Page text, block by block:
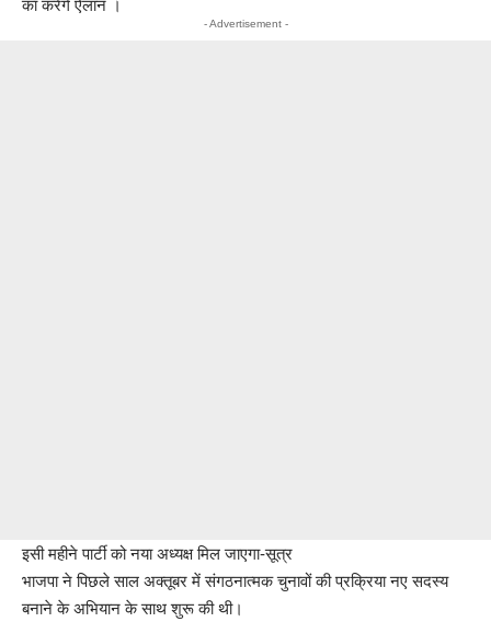
का करेंगे ऐलान ।
- Advertisement -
इसी महीने पार्टी को नया अध्यक्ष मिल जाएगा-सूत्र
भाजपा ने पिछले साल अक्तूबर में संगठनात्मक चुनावों की प्रक्रिया नए सदस्य
बनाने के अभियान के साथ शुरू की थी।